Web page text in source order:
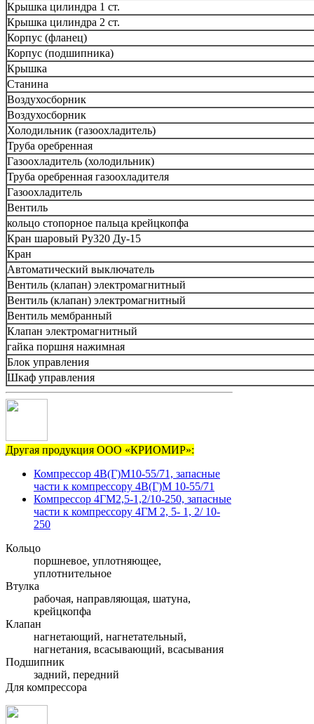
Крышка цилиндра 1 ст.
Крышка цилиндра 2 ст.
Корпус (фланец)
Корпус (подшипника)
Крышка
Станина
Воздухосборник
Воздухосборник
Холодильник (газоохладитель)
Труба оребренная
Газоохладитель (холодильник)
Труба оребренная газоохладителя
Газоохладитель
Вентиль
кольцо стопорное пальца крейцкопфа
Кран шаровый Ру320 Ду-15
Кран
Автоматический выключатель
Вентиль (клапан) электромагнитный
Вентиль (клапан) электромагнитный
Вентиль мембранный
Клапан электромагнитный
гайка поршня нажимная
Блок управления
Шкаф управления
Другая продукция ООО «КРИОМИР»:
Компрессор 4В(Г)М10-55/71, запасные
части к компрессору 4В(Г)М 10-55/71
Компрессор 4ГМ2,5-1,2/10-250, запасные
части к компрессору 4ГМ 2, 5- 1, 2/ 10-
250
Кольцо
поршневое, уплотняющее,
уплотнительное
Втулка
рабочая, направляющая, шатуна,
крейцкопфа
Клапан
нагнетающий, нагнетательный,
нагнетания, всасывающий, всасывания
Подшипник
задний, передний
Для компрессора